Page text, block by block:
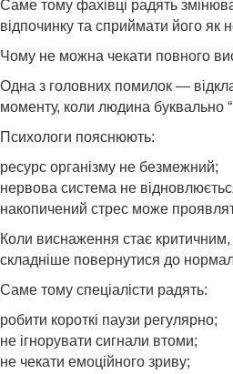
Саме тому фахівці радять
відпочинку та сприймати його як
Чому не можна чекати повного
Одна з головних помилок —
моменту, коли людина буквально
Психологи пояснюють:
ресурс організму не безмежний;
нервова система не
накопичений стрес може
Коли виснаження стає
складніше повернутися до
Саме тому спеціалісти радять:
робити короткі паузи регулярно;
не ігнорувати сигнали втоми;
не чекати емоційного зриву;